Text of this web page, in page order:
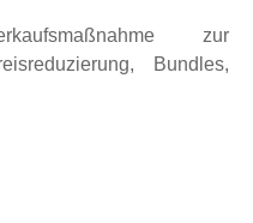
zur
Bundles,